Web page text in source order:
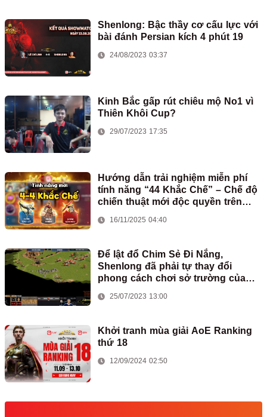
Shenlong: Bậc thầy cơ cấu lực với
bài đánh Persian kích 4 phút 19
24/08/2023 03:37
Kinh Bắc gấp rút chiêu mộ No1 vì
Thiên Khôi Cup?
29/07/2023 17:35
Hướng dẫn trải nghiệm miễn phí
tính năng “44 Khắc Chế” – Chế độ
chiến thuật mới độc quyền trên
16/11/2025 04:40
Để lật đổ Chim Sẻ Đi Nắng,
Shenlong đã phải tự thay đổi
phong cách chơi sở trường của
25/07/2023 13:00
Khởi tranh mùa giải AoE Ranking
thứ 18
12/09/2024 02:50